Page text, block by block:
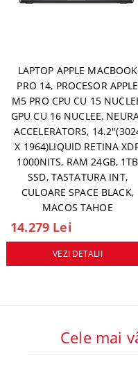
LAPTOP APPLE MACBOOK
PRO 14, PROCESOR APPLE
M5 PRO CPU CU 15
GPU CU 16 NUCLEE,
ACCELERATORS,
X 1964)LIQUID RETINA
1000NITS, RAM 24GB, 1TB
SSD, TASTATURA INT,
CULOARE SPACE BLACK,
MACOS TAHOE
14.279 Lei
VEZI DETALII
Cele mai